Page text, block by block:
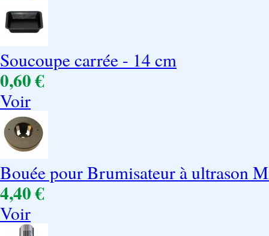
Soucoupe carrée - 14 cm
0,60 €
Voir
Bouée pour Brumisateur à ultrason
4,40 €
Voir